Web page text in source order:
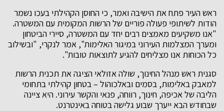
ראש העיר פתח את הישיבה ואמר, כי החוסן הקהילתי בעכו נשמר
הודות לשיתופי פעולה פוריים של הרשות המקומית עם המשטרה.
"אנו משקיעים מאמצים רבים יחד עם המשטרה, סיירי הביטחון
ומערך המצלמות העירוני במיגור האלימות", אמר לנקרי, "ובשילוב
כל הכוחות אנו מצליחים להגיע לתוצאות טובות".
סגנית ראש מנהל החינוך, שולה אזולאי הציגה את תכנית הרשות
למאבק באלימות, בסמים ובאלכוהול – בטחון קהילתי בתחומי
הליבה של אכיפה, חינוך, רווחה, פנאי והקשר עירוני. היא ציינה
שבחודש הבא ייערך שבוע גלישה בטוחה באינטרנט.